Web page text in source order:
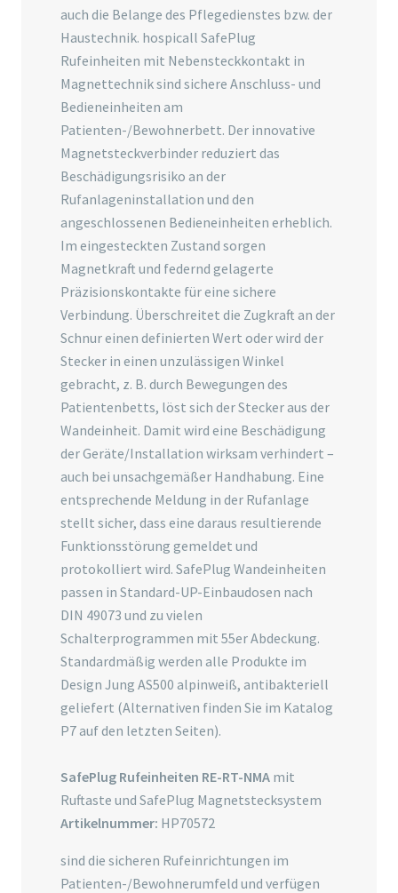
auch die Belange des Pflegedienstes bzw. der
Haustechnik. hospicall SafePlug
Rufeinheiten mit Nebensteckkontakt in
Magnettechnik sind sichere Anschluss- und
Bedieneinheiten am
Patienten-/Bewohnerbett. Der innovative
Magnetsteckverbinder reduziert das
Beschädigungsrisiko an der
Rufanlageninstallation und den
angeschlossenen Bedieneinheiten erheblich.
Im eingesteckten Zustand sorgen
Magnetkraft und federnd gelagerte
Präzisionskontakte für eine sichere
Verbindung. Überschreitet die Zugkraft an der
Schnur einen definierten Wert oder wird der
Stecker in einen unzulässigen Winkel
gebracht, z. B. durch Bewegungen des
Patientenbetts, löst sich der Stecker aus der
Wandeinheit. Damit wird eine Beschädigung
der Geräte/Installation wirksam verhindert –
auch bei unsachgemäßer Handhabung. Eine
entsprechende Meldung in der Rufanlage
stellt sicher, dass eine daraus resultierende
Funktionsstörung gemeldet und
protokolliert wird. SafePlug Wandeinheiten
passen in Standard-UP-Einbaudosen nach
DIN 49073 und zu vielen
Schalterprogrammen mit 55er Abdeckung.
Standardmäßig werden alle Produkte im
Design Jung AS500 alpinweiß, antibakteriell
geliefert (Alternativen finden Sie im Katalog
P7 auf den letzten Seiten).
SafePlug Rufeinheiten RE-RT-NMA mit
Ruftaste und SafePlug Magnetstecksystem
Artikelnummer: HP70572
sind die sicheren Rufeinrichtungen im
Patienten-/Bewohnerumfeld und verfügen